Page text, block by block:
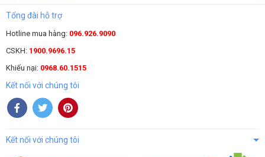
Tổng đài hỗ trợ
Hotline mua hàng: 096.926.9090
CSKH: 1900.9696.15
Khiếu nại: 0968.60.1515
Kết nối với chúng tôi
Kết nối với chúng tôi